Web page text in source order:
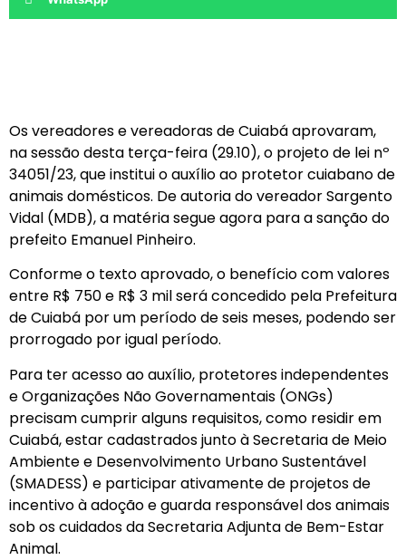
Os vereadores e vereadoras de Cuiabá aprovaram,
na sessão desta terça-feira (29.10), o projeto de lei nº
34051/23, que institui o auxílio ao protetor cuiabano de
animais domésticos. De autoria do vereador Sargento
Vidal (MDB), a matéria segue agora para a sanção do
prefeito Emanuel Pinheiro.
Conforme o texto aprovado, o benefício com valores
entre R$ 750 e R$ 3 mil será concedido pela Prefeitura
de Cuiabá por um período de seis meses, podendo ser
prorrogado por igual período.
Para ter acesso ao auxílio, protetores independentes
e Organizações Não Governamentais (ONGs)
precisam cumprir alguns requisitos, como residir em
Cuiabá, estar cadastrados junto à Secretaria de Meio
Ambiente e Desenvolvimento Urbano Sustentável
(SMADESS) e participar ativamente de projetos de
incentivo à adoção e guarda responsável dos animais
sob os cuidados da Secretaria Adjunta de Bem-Estar
Animal.